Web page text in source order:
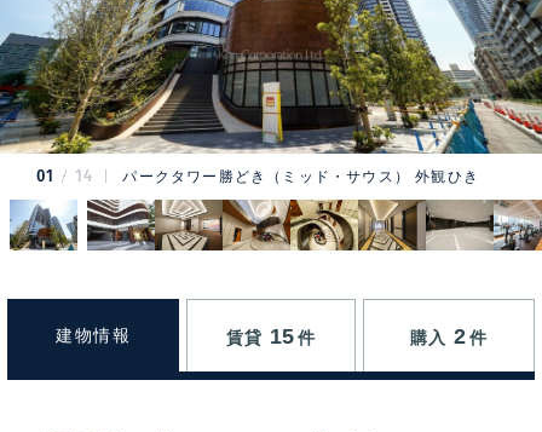
01 14 パークタワー勝どき（ミッド・サウス） 外観ひき
建物情報 賃貸 15 件 購入 2 件